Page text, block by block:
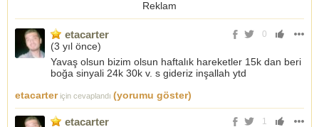
Reklam
0
etacarter
(3 yıl önce)
Yavaş olsun bizim olsun haftalık hareketler 15k dan beri
boğa sinyali 24k 30k v. s gideriz inşallah ytd
etacarteriçin cevaplandı (yorumu göster)
1
etacarter